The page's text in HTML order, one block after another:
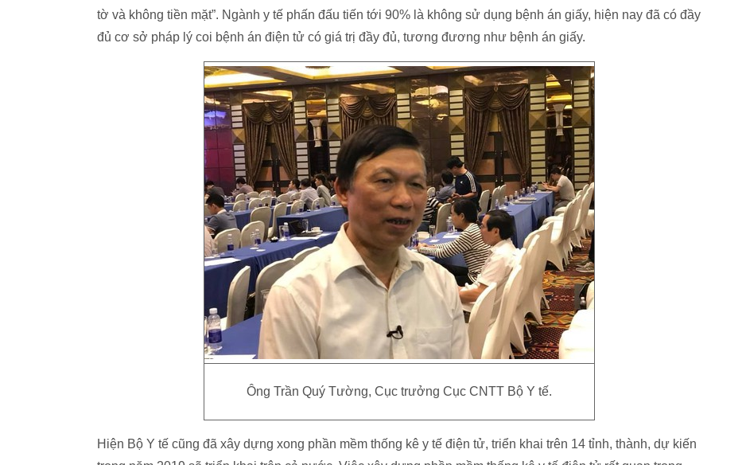
tờ và không tiền mặt”. Ngành y tế phấn đấu tiến tới 90% là không sử dụng bệnh án giấy, hiện nay đã có đầy
đủ cơ sở pháp lý coi bệnh án điện tử có giá trị đầy đủ, tương đương như bệnh án giấy.
Ông Trần Quý Tường, Cục trưởng Cục CNTT Bộ Y tế.
Hiện Bộ Y tế cũng đã xây dựng xong phần mềm thống kê y tế điện tử, triển khai trên 14 tỉnh, thành, dự kiến